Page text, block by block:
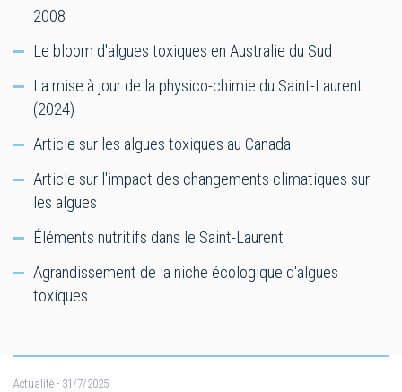
2008
Le bloom d'algues toxiques en Australie du Sud
La mise à jour de la physico-chimie du Saint-Laurent
(2024)
Article sur les algues toxiques au Canada
Article sur l'impact des changements climatiques sur
les algues
Éléments nutritifs dans le Saint-Laurent
Agrandissement de la niche écologique d'algues
toxiques
Actualité - 31/7/2025